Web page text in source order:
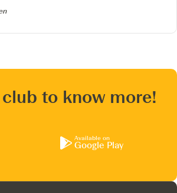
to know more!
Available on
Google Play